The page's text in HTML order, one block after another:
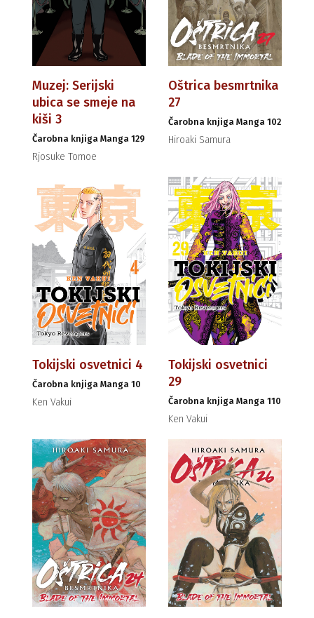
Muzej: Serijski
ubica se smeje na
kiši 3
Čarobna knjiga Manga 129
Rjosuke Tomoe
Oštrica besmrtnika
27
Čarobna knjiga Manga 102
Hiroaki Samura
Tokijski osvetnici 4
Čarobna knjiga Manga 10
Ken Vakui
Tokijski osvetnici
29
Čarobna knjiga Manga 110
Ken Vakui